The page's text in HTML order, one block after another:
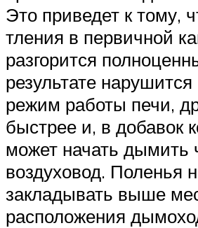
Это приведет к тому,
тления в первичной
разгорится
результате
режим работы печи,
быстрее и, в добавок
может начать дымить
воздуховод. Поленья
закладывать выше
расположения